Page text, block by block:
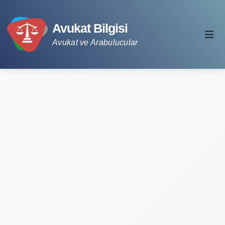
Avukat Bilgisi
Avukat ve Arabulucular